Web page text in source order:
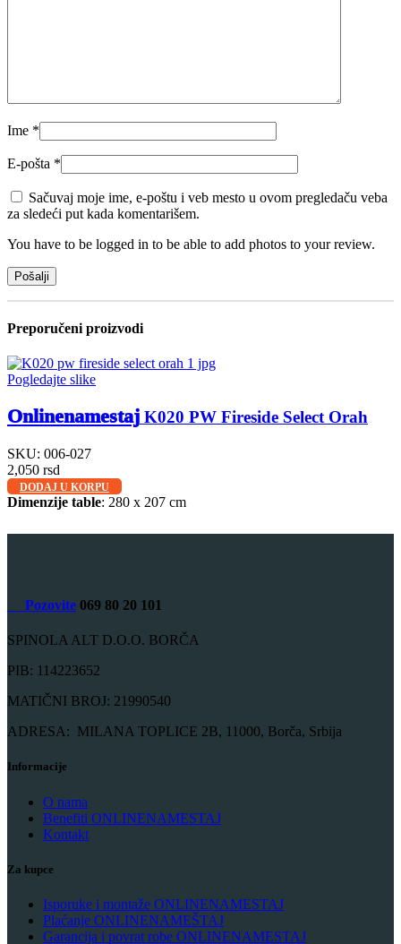
Ime *
E-pošta *
Sačuvaj moje ime, e-poštu i veb mesto u ovom pregledaču veba
za sledeći put kada komentarišem.
You have to be logged in to be able to add photos to your review.
Preporučeni proizvodi
Pogledajte slike
Onlinenamestaj K020 PW Fireside Select Orah
SKU: 006-027
2,050 rsd
DODAJ U KORPU
Dimenzije table: 280 x 207 cm
Pozovite 069 80 20 101
SPINOLA ALT D.O.O. BORČA
PIB: 114223652
MATIČNI BROJ: 21990540
ADRESA: MILANA TOPLICE 2B, 11000, Borča, Srbija
Informacije
O nama
Benefiti ONLINENAMESTAJ
Kontakt
Za kupce
Isporuke i montaže ONLINENAMESTAJ
Plaćanje ONLINENAMEŠTAJ
Garancija i povrat robe ONLINENAMESTAJ